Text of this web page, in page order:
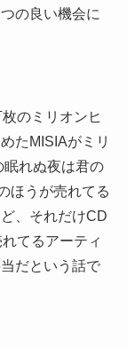
の良い機会に
のミリオンヒ
たMISIAがミリ
れぬ夜は君の
ほうが売れてる
、それだけCD
てるアーティ
だという話で